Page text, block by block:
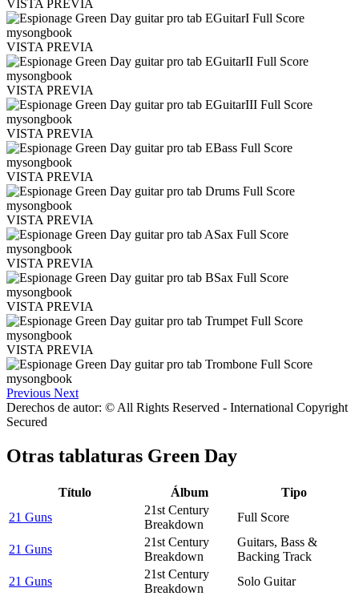
VISTA PREVIA
VISTA PREVIA
VISTA PREVIA
VISTA PREVIA
VISTA PREVIA
VISTA PREVIA
VISTA PREVIA
VISTA PREVIA
VISTA PREVIA
Previous Next
Derechos de autor: © All Rights Reserved - International Copyright
Secured
Otras tablaturas Green Day
Título Álbum
Tipo
21 Guns
21st Century
Breakdown
Full Score
21 Guns
21st Century
Breakdown
Guitars, Bass &
Backing Track
21 Guns
21st Century
Breakdown
Solo Guitar